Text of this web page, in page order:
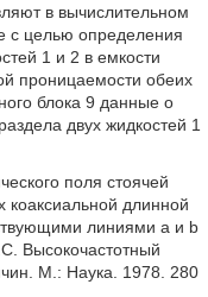
в вычислительном
с целью определения
1 и 2 в емкости
проницаемости обеих
блока 9 данные о
двух жидкостей 1
поля стоячей
коаксиальной длинной
линиями а и b
Высокочастотный
М.: Наука. 1978. 280